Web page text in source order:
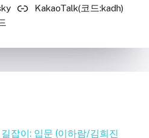
KakaoTalk(코드:kadh)
잡이: 입문 (이하람/김희진